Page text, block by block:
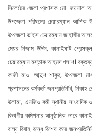
সিলেটের জেলা প্রশাসক মো. জয়নাল
উপজেলা পরিষদের চেয়ারম্যান আশিক
উপজেলা ভাইস চেয়ারম্যান জাহাঙ্গীর
মেয়র নিজাম উদ্দিন, কানাইঘাট
চেয়ারম্যান মস্তাক আহমদ পলাশ। বক্তব্য
কাজী মাও. আব্দুশ শাকুর, উপজেলা
প্রশাসনের কর্মকর্তা জনপ্রতিনিধি, নিকাহ
উলামা, এনজিও কর্মী স্থানীয়
বিভাগীয় কমিশনার আনুষ্ঠানিক ভাবে
বাল্য বিবাহ বন্ধে বিশেষ করে